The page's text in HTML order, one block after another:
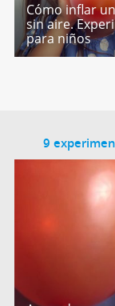
Cómo inflar
sin aire.
para niños
9